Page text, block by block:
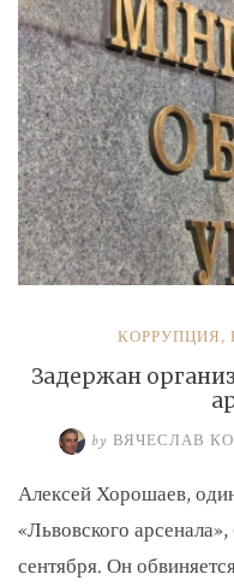
КОРРУПЦИЯ,
Задержан
by ВЯЧЕСЛАВ
Алексей Хорошаев,
«Львовского
сентября. Он